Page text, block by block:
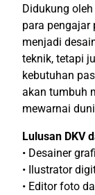
Didukung
para pengajar
menjadi
teknik, tetapi
kebutuhan
akan tumbuh
mewarnai
Lulusan DKV
• Desainer
• Ilustrator
• Editor foto